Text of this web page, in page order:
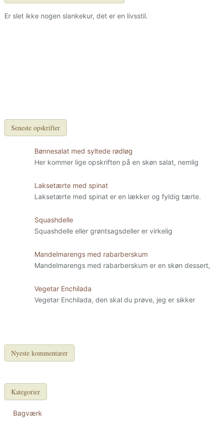
Er slet ikke nogen slankekur, det er en livsstil.
Seneste opskrifter
Bønnesalat med syltede rødløg
Her kommer lige opskriften på en skøn salat, nemlig
Laksetærte med spinat
Laksetærte med spinat er en lækker og fyldig tærte.
Squashdelle
Squashdelle eller grøntsagsdeller er virkelig
Mandelmarengs med rabarberskum
Mandelmarengs med rabarberskum er en skøn dessert,
Vegetar Enchilada
Vegetar Enchilada, den skal du prøve, jeg er sikker
Nyeste kommentarer
Kategorier
Bagværk